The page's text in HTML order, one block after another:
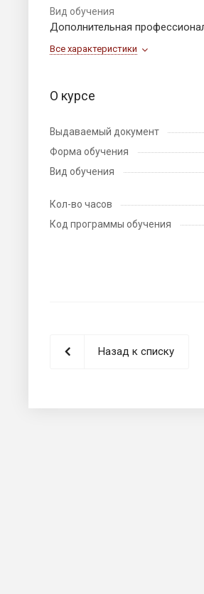
Вид обучения
Дополнительная
Все характеристики
О курсе
Выдаваемый документ
Форма обучения
Вид обучения
Кол-во часов
Код программы обучения
Назад к списку